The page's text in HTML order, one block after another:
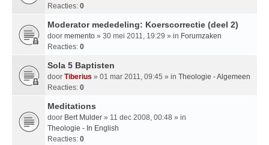
Reacties: 0
Moderator mededeling: Koerscorrectie (deel 2)
door memento » 30 mei 2011, 19:29 » in Forumzaken
Reacties: 0
Sola 5 Baptisten
door Tiberius » 01 mar 2011, 09:45 » in Theologie - Algemeen
Reacties: 0
Meditations
door Bert Mulder » 11 dec 2008, 00:48 » in
Theologie - In English
Reacties: 0